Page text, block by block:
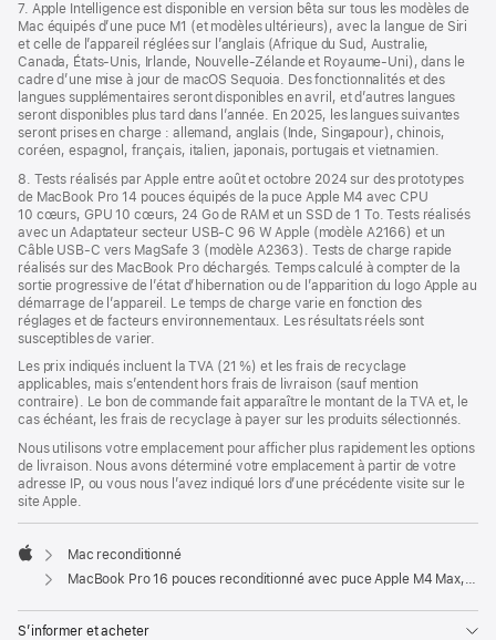
7. Apple Intelligence est disponible en version bêta sur tous les modèles de
Mac équipés d’une puce M1 (et modèles ultérieurs), avec la langue de Siri
et celle de l’appareil réglées sur l’anglais (Afrique du Sud, Australie,
Canada, États-Unis, Irlande, Nouvelle-Zélande et Royaume-Uni), dans le
cadre d’une mise à jour de macOS Sequoia. Des fonctionnalités et des
langues supplémentaires seront disponibles en avril, et d’autres langues
seront disponibles plus tard dans l’année. En 2025, les langues suivantes
seront prises en charge : allemand, anglais (Inde, Singapour), chinois,
coréen, espagnol, français, italien, japonais, portugais et vietnamien.
8. Tests réalisés par Apple entre août et octobre 2024 sur des prototypes
de MacBook Pro 14 pouces équipés de la puce Apple M4 avec CPU
10 cœurs, GPU 10 cœurs, 24 Go de RAM et un SSD de 1 To. Tests réalisés
avec un Adaptateur secteur USB-C 96 W Apple (modèle A2166) et un
Câble USB-C vers MagSafe 3 (modèle A2363). Tests de charge rapide
réalisés sur des MacBook Pro déchargés. Temps calculé à compter de la
sortie progressive de l’état d’hibernation ou de l’apparition du logo Apple au
démarrage de l’appareil. Le temps de charge varie en fonction des
réglages et de facteurs environnementaux. Les résultats réels sont
susceptibles de varier.
Les prix indiqués incluent la TVA (21 %) et les frais de recyclage
applicables, mais s’entendent hors frais de livraison (sauf mention
contraire). Le bon de commande fait apparaître le montant de la TVA et, le
cas échéant, les frais de recyclage à payer sur les produits sélectionnés.
Nous utilisons votre emplacement pour afficher plus rapidement les options
de livraison. Nous avons déterminé votre emplacement à partir de votre
adresse IP, ou vous nous l’avez indiqué lors d’une précédente visite sur le
site Apple.
Apple
Mac reconditionné
MacBook Pro 16 pouces reconditionné avec puce Apple M4 Max, CPU 14 cœurs, GPU 32 cœurs et écran nano-texturé - Noir sidéral
S’informer et acheter